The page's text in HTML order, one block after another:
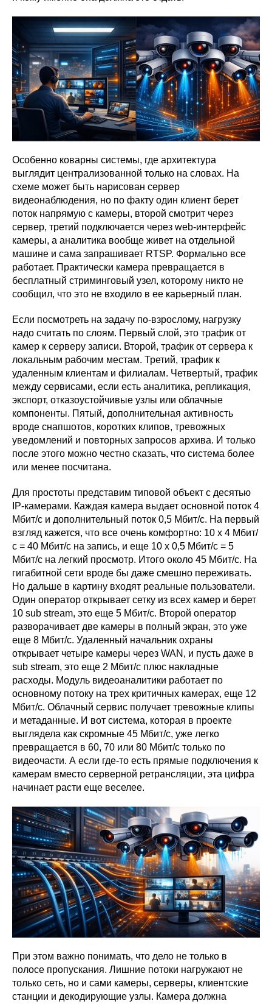
Особенно коварны системы, где архитектура
выглядит централизованной только на словах. На
схеме может быть нарисован сервер
видеонаблюдения, но по факту один клиент берет
поток напрямую с камеры, второй смотрит через
сервер, третий подключается через web-интерфейс
камеры, а аналитика вообще живет на отдельной
машине и сама запрашивает RTSP. Формально все
работает. Практически камера превращается в
бесплатный стриминговый узел, которому никто не
сообщил, что это не входило в ее карьерный план.
Если посмотреть на задачу по-взрослому, нагрузку
надо считать по слоям. Первый слой, это трафик от
камер к серверу записи. Второй, трафик от сервера к
локальным рабочим местам. Третий, трафик к
удаленным клиентам и филиалам. Четвертый, трафик
между сервисами, если есть аналитика, репликация,
экспорт, отказоустойчивые узлы или облачные
компоненты. Пятый, дополнительная активность
вроде снапшотов, коротких клипов, тревожных
уведомлений и повторных запросов архива. И только
после этого можно честно сказать, что система более
или менее посчитана.
Для простоты представим типовой объект с десятью
IP-камерами. Каждая камера выдает основной поток 4
Мбит/с и дополнительный поток 0,5 Мбит/с. На первый
взгляд кажется, что все очень комфортно: 10 x 4 Мбит/
с = 40 Мбит/с на запись, и еще 10 x 0,5 Мбит/с = 5
Мбит/с на легкий просмотр. Итого около 45 Мбит/с. На
гигабитной сети вроде бы даже смешно переживать.
Но дальше в картину входят реальные пользователи.
Один оператор открывает сетку из всех камер и берет
10 sub stream, это еще 5 Мбит/с. Второй оператор
разворачивает две камеры в полный экран, это уже
еще 8 Мбит/с. Удаленный начальник охраны
открывает четыре камеры через WAN, и пусть даже в
sub stream, это еще 2 Мбит/с плюс накладные
расходы. Модуль видеоаналитики работает по
основному потоку на трех критичных камерах, еще 12
Мбит/с. Облачный сервис получает тревожные клипы
и метаданные. И вот система, которая в проекте
выглядела как скромные 45 Мбит/с, уже легко
превращается в 60, 70 или 80 Мбит/с только по
видеочасти. А если где-то есть прямые подключения к
камерам вместо серверной ретрансляции, эта цифра
начинает расти еще веселее.
При этом важно понимать, что дело не только в
полосе пропускания. Лишние потоки нагружают не
только сеть, но и сами камеры, серверы, клиентские
станции и декодирующие узлы. Камера должна